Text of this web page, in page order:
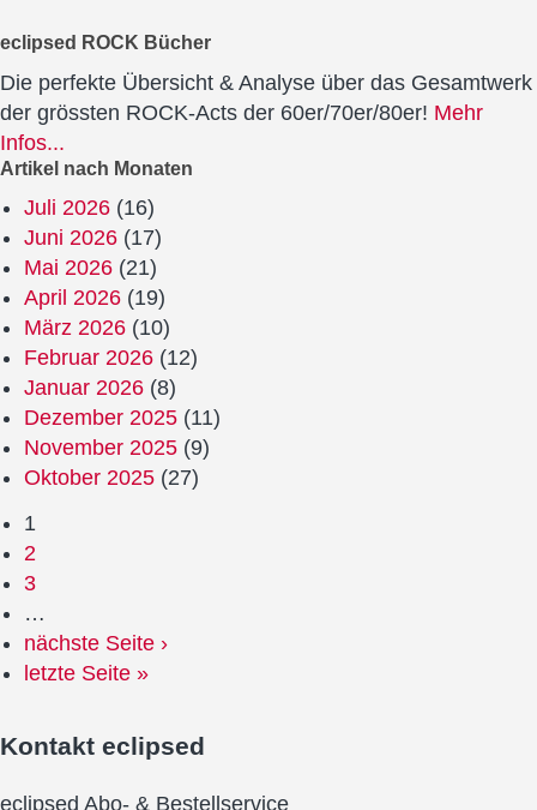
eclipsed ROCK Bücher
Die perfekte Übersicht & Analyse über das Gesamtwerk
der grössten ROCK-Acts der 60er/70er/80er! Mehr
Infos...
Artikel nach Monaten
Juli 2026 (16)
Juni 2026 (17)
Mai 2026 (21)
April 2026 (19)
März 2026 (10)
Februar 2026 (12)
Januar 2026 (8)
Dezember 2025 (11)
November 2025 (9)
Oktober 2025 (27)
1
2
3
…
nächste Seite ›
letzte Seite »
Kontakt eclipsed
eclipsed Abo- & Bestellservice